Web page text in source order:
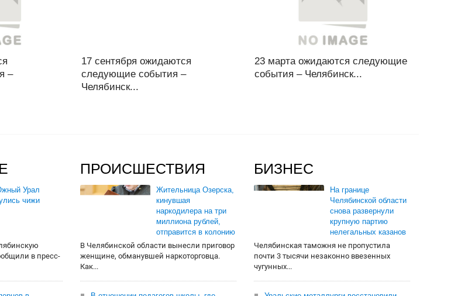
–
17 сентября ожидаются
следующие события –
Челябинск...
23 марта ожидаются следующие
события – Челябинск...
Урал
чижи
в пресс-
ПРОИСШЕСТВИЯ
Жительница Озерска,
кинувшая
наркодилера на три
миллиона рублей,
отправится в колонию
В Челябинской области вынесли приговор
женщине, обманувшей наркоторговца.
Как...
БИЗНЕС
На границе
Челябинской области
снова развернули
крупную партию
нелегальных казанов
Челябинская таможня не пропустила
почти 3 тысячи незаконно ввезенных
чугунных...